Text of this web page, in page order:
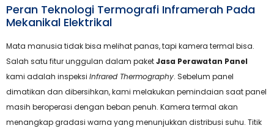
Peran Teknologi Termografi Inframerah Pada
Mekanikal Elektrikal
Mata manusia tidak bisa melihat panas, tapi kamera termal bisa.
Salah satu fitur unggulan dalam paketJasa Perawatan Panel
kami adalah inspeksi Infrared Thermography. Sebelum panel
dimatikan dan dibersihkan, kami melakukan pemindaian saat panel
masih beroperasi dengan beban penuh. Kamera termal akan
menangkap gradasi warna yang menunjukkan distribusi suhu. Titik